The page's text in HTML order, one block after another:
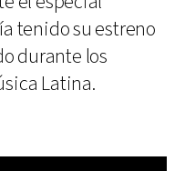
tenido su estreno
durante los
Latina.